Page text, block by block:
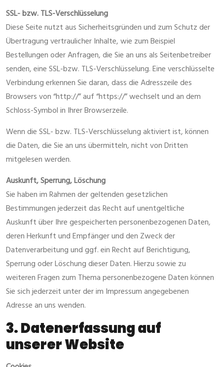
SSL- bzw. TLS-Verschlüsselung
Diese Seite nutzt aus Sicherheitsgründen und zum Schutz der
Übertragung vertraulicher Inhalte, wie zum Beispiel
Bestellungen oder Anfragen, die Sie an uns als Seitenbetreiber
senden, eine SSL-bzw. TLS-Verschlüsselung. Eine verschlüsselte
Verbindung erkennen Sie daran, dass die Adresszeile des
Browsers von “http://” auf “https://” wechselt und an dem
Schloss-Symbol in Ihrer Browserzeile.
Wenn die SSL- bzw. TLS-Verschlüsselung aktiviert ist, können
die Daten, die Sie an uns übermitteln, nicht von Dritten
mitgelesen werden.
Auskunft, Sperrung, Löschung
Sie haben im Rahmen der geltenden gesetzlichen
Bestimmungen jederzeit das Recht auf unentgeltliche
Auskunft über Ihre gespeicherten personenbezogenen Daten,
deren Herkunft und Empfänger und den Zweck der
Datenverarbeitung und ggf. ein Recht auf Berichtigung,
Sperrung oder Löschung dieser Daten. Hierzu sowie zu
weiteren Fragen zum Thema personenbezogene Daten können
Sie sich jederzeit unter der im Impressum angegebenen
Adresse an uns wenden.
3. Datenerfassung auf
unserer Website